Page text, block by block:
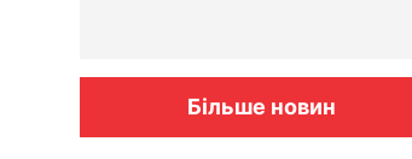
Більше новин